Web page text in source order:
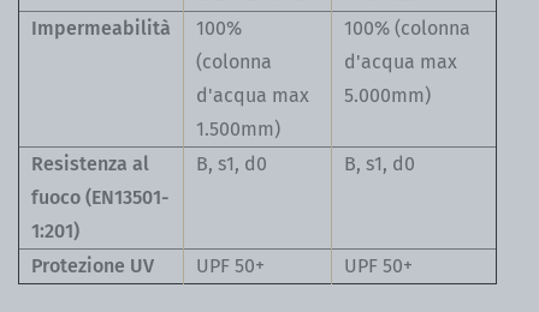
Impermeabilità
100%
(colonna
d'acqua max
1.500mm)
100% (colonna
d'acqua max
5.000mm)
Resistenza al
fuoco (EN13501-
1:201)
B, s1, d0 B, s1, d0
Protezione UV UPF 50+ UPF 50+